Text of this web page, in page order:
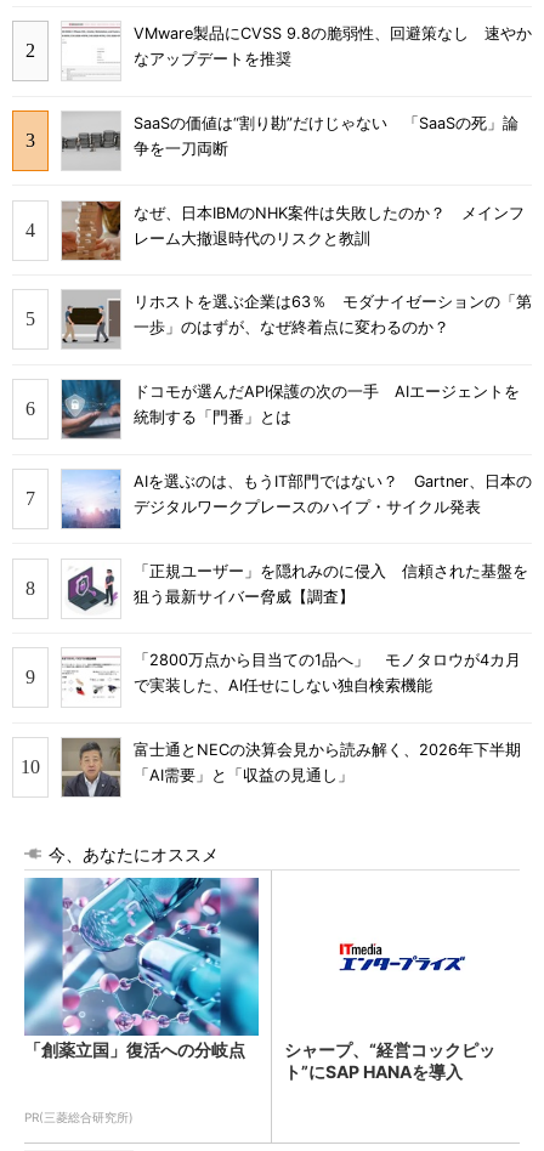
VMware製品にCVSS 9.8の脆弱性、回避策なし 速やか
なアップデートを推奨
SaaSの価値は“割り勘”だけじゃない 「SaaSの死」論
争を一刀両断
なぜ、日本IBMのNHK案件は失敗したのか？ メインフ
レーム大撤退時代のリスクと教訓
リホストを選ぶ企業は63％ モダナイゼーションの「第
一歩」のはずが、なぜ終着点に変わるのか？
ドコモが選んだAPI保護の次の一手 AIエージェントを
統制する「門番」とは
AIを選ぶのは、もうIT部門ではない？ Gartner、日本の
デジタルワークプレースのハイプ・サイクル発表
「正規ユーザー」を隠れみのに侵入 信頼された基盤を
狙う最新サイバー脅威【調査】
「2800万点から目当ての1品へ」 モノタロウが4カ月
で実装した、AI任せにしない独自検索機能
富士通とNECの決算会見から読み解く、2026年下半期
「AI需要」と「収益の見通し」
今、あなたにオススメ
「創薬立国」復活への分岐点
PR(三菱総合研究所)
シャープ、“経営コックピッ
ト”にSAP HANAを導入